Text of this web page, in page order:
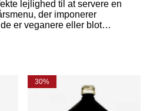
lejlighed til at servere en
der imponerer
er veganere eller blot
kan du skabe en
der passer til aftenens
30%